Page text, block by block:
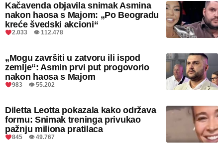
Kačavenda objavila snimak Asmina
nakon haosa s Majom: „Po Beogradu
kreće švedski akcioni“
2.033 👁 112.478
„Mogu završiti u zatvoru ili ispod
zemlje“: Asmin prvi put progovorio
nakon haosa s Majom
983 👁 55.202
Diletta Leotta pokazala kako održava
formu: Snimak treninga privukao
pažnju miliona pratilaca
845 👁 49.767